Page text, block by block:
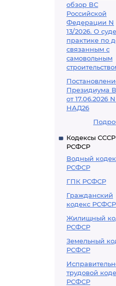
обзор ВС
Российской
Федерации N
13/2026. О
практике по
связанным с
самовольным
Президиума
от 17.06.2026
НАД26
Кодексы
РСФСР
Водный
РСФСР
ГПК РСФСР
Гражданский
кодекс РСФСР
Жилищный
РСФСР
Земельный
РСФСР
трудовой
РСФСР